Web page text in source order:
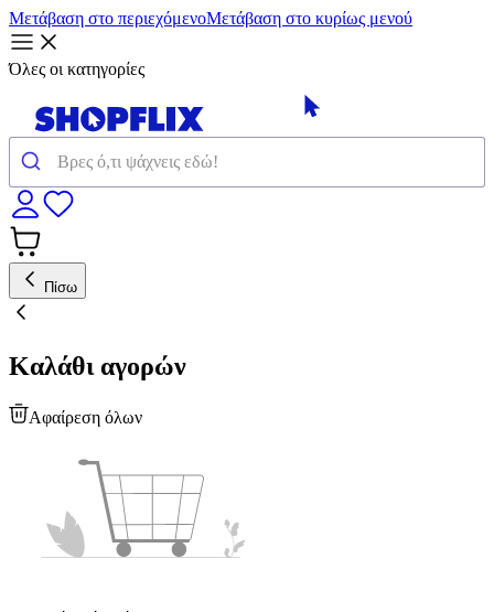
Μετάβαση στο περιεχόμενοΜετάβαση στο κυρίως μενού
Όλες οι κατηγορίες
Πίσω
Καλάθι αγορών
Αφαίρεση όλων